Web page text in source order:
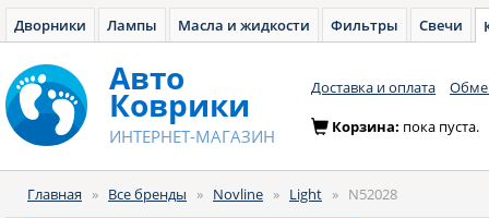
Дворники Лампы Масла и жидкости Фильтры Свечи
Авто
Коврики
ИНТЕРНЕТ-МАГАЗИН
Доставка и оплата
Корзина: пока пуста.
Главная » Все бренды » Novline » Light » N52028